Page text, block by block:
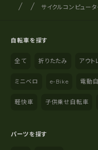
サイト内の現在
サイクルショップナカゴヤ
サイクルコンピュータ
自転車を探す
全て 折りたたみ アウト
ミニベロ e-Bike 電動
軽快車 子供乗せ自転車
パーツを探す